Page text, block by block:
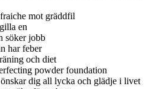
mot gräddfil
en
söker jobb
har feber
och diet
powder foundation
dig all lycka och glädje i livet